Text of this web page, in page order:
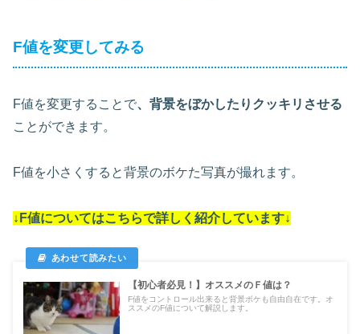
F値を変更してみる
F値を変更することで、背景をぼかしたりクッキリさせる
ことができます。
F値を小さくすると背景のボケた写真が撮れます。
↓F値についてはこちらで詳しく紹介しています↓
【初心者必見！】オススメのＦ値は？
F値をコントロール出来ると背景ボケも自由自在です。オ
ススメのF値について解説します。